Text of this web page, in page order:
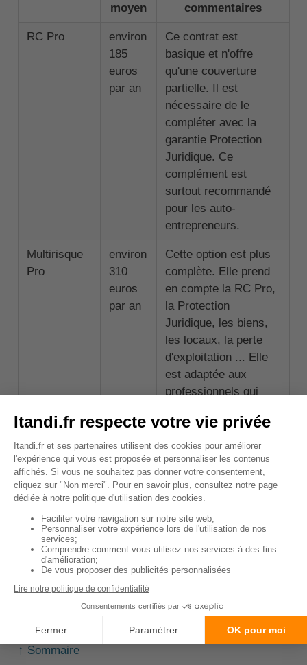
moyen
commentaires
RC Pro
environ
185
euros
par an
Ce contrat est
basique et n'offre
qu'une couverture
partielle. Il est
nécessaire de le
compléter avec la
garantie Protection
Juridique. Ce
complément est
surtout recommandé
pour les auto-
entrepreneurs.
Multirisque
Pro
environ
310
euros
par an
Cette option est plus
complète. Elle prend
en compte la RC Pro,
la Protection
Juridique, les biens,
les locaux, la perte
d'exploitation ... Elle
est adaptée aux
professionnels qui
entreprise et un
chiffre d'affaires
conséquent.
🧠À retenir :si vous êtes auto entrepreneur,
sachez que tous les contrats disponibles ne
sont pas adaptés pour vous. Étant donné qu'ils
ne proposent pas les mêmes garanties, faites
d'abord une liste de vos besoins avant de
rechercher votre contrat d'assurance RC Pro.
↑ Sommaire